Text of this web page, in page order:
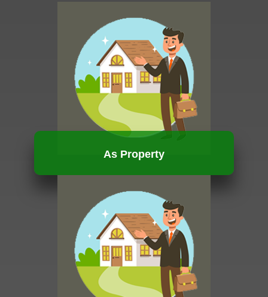
As Property
HUBUNGI KAMI